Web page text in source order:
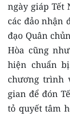
Duyên hải
Nguyên
Đông Nam Bộ
Đồng bằng
Chuyên trang
ngày giáp Tết
các đảo nhận
đạo Quân
Hòa cũng
hiện chuẩn
chương trình
gian để đón
tỏ quyết tâm